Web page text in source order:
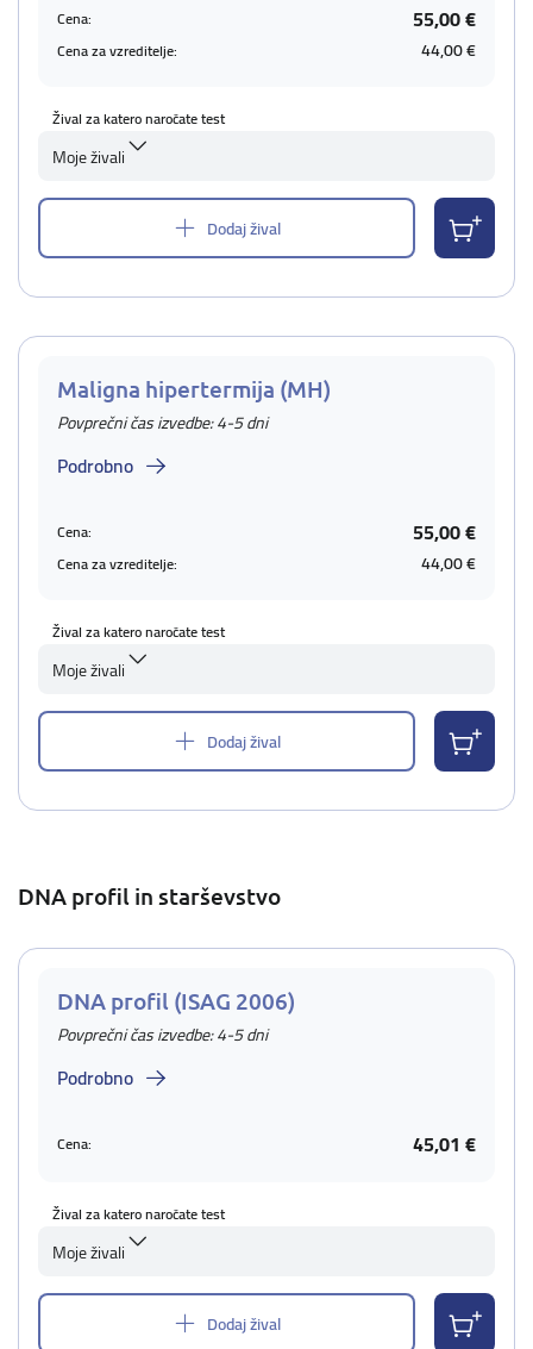
Cena: 55,00 €
Cena za vzreditelje: 44,00 €
Žival za katero naročate test
Moje živali
Dodaj žival
Maligna hipertermija (MH)
Povprečni čas izvedbe: 4-5 dni
Podrobno
Cena: 55,00 €
Cena za vzreditelje: 44,00 €
Žival za katero naročate test
Moje živali
Dodaj žival
DNA profil in starševstvo
DNA profil (ISAG 2006)
Povprečni čas izvedbe: 4-5 dni
Podrobno
Cena: 45,01 €
Žival za katero naročate test
Moje živali
Dodaj žival